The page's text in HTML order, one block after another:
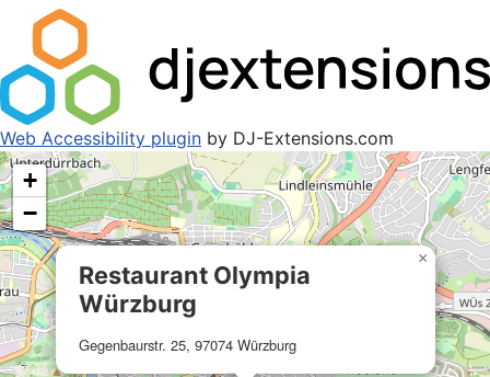
Web Accessibility plugin by DJ-Extensions.com
Restaurant Olympia
Würzburg
Gegenbaurstr. 25, 97074 Würzburg
×
+
−